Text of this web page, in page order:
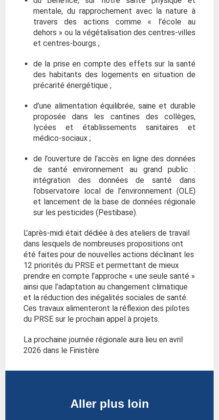
mentale, du rapprochement avec la nature à
travers des actions comme « l’école au
dehors » ou la végétalisation des centres-villes
et centres-bourgs ;
de la prise en compte des effets sur la santé
des habitants des logements en situation de
précarité énergétique ;
d’une alimentation équilibrée, saine et durable
proposée dans les cantines des collèges,
lycées et établissements sanitaires et
médico-sociaux ;
de l’ouverture de l’accès en ligne des données
de santé environnement au grand public :
intégration des données de santé dans
l’observatoire local de l’environnement (OLE)
et lancement de la base de données régionale
sur les pesticides (Pestibase).
L’après-midi était dédiée à des ateliers de travail
dans lesquels de nombreuses propositions ont
été faites pour de nouvelles actions déclinant les
12 priorités du PRSE et permettant de mieux
prendre en compte l’approche « une seule santé »
ainsi que l’adaptation au changement climatique
et la réduction des inégalités sociales de santé.
Ces travaux alimenteront la réflexion des pilotes
du PRSE sur le prochain appel à projets.
La prochaine journée régionale aura lieu en avril
2026 dans le Finistère
Aller plus loin